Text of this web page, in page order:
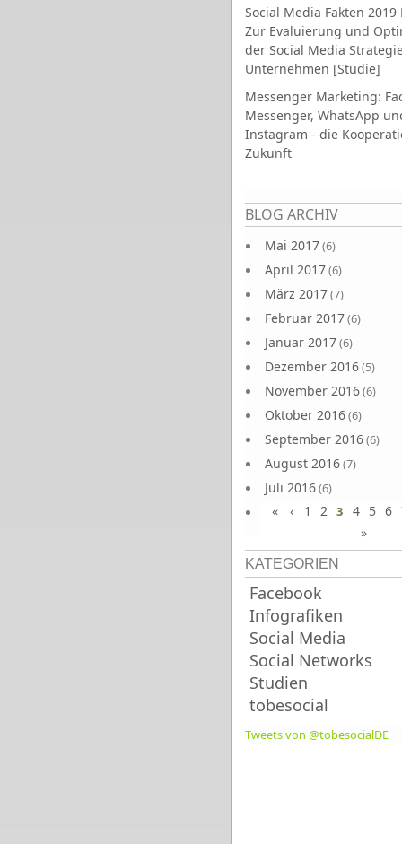
Social Media Fakten 2019
Zur Evaluierung und
der Social Media
Unternehmen [Studie]
Messenger Marketing:
Messenger, WhatsApp
Instagram - die
Zukunft
BLOG ARCHIV
Mai 2017(6)
April 2017(6)
März 2017(7)
Februar 2017(6)
Januar 2017(6)
Dezember 2016(5)
November 2016(6)
Oktober 2016(6)
September 2016(6)
August 2016(7)
Juli 2016(6)
Juni 2016(7)
Seiten
« ‹ 1 2 3 4 5 6
»
KATEGORIEN
Facebook
Infografiken
Social Media
Social Networks
Studien
tobesocial
Tweets von @tobesocialDE